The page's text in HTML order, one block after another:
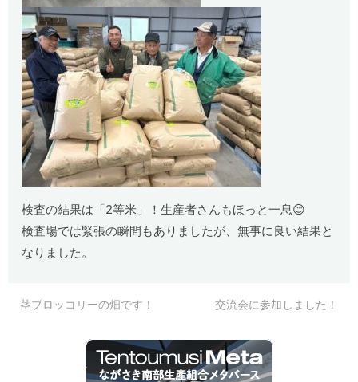
検査の結果は「2等米」！生産者さんもほっと一息😊
検査場では緊張の瞬間もありましたが、無事に良い結果と
なりました。
茎ブロッコリーの畑です！ 交流会に参加しました！